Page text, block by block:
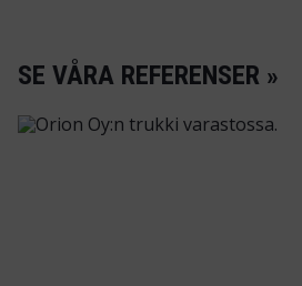
SE VÅRA REFERENSER »